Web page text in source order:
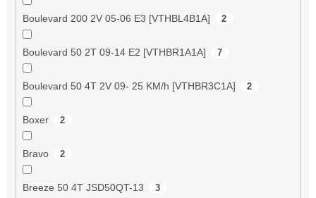
Boulevard 200 2V 05-06 E3 [VTHBL4B1A] 2
Boulevard 50 2T 09-14 E2 [VTHBR1A1A] 7
Boulevard 50 4T 2V 09- 25 KM/h [VTHBR3C1A] 2
Boxer 2
Bravo 2
Breeze 50 4T JSD50QT-13 3